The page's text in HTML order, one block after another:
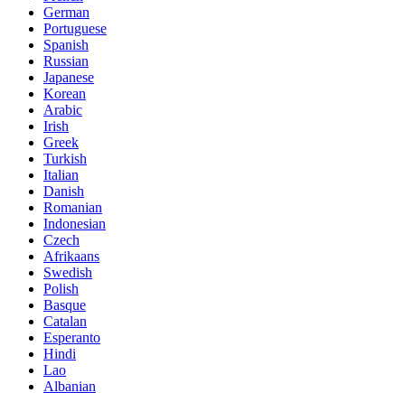
German
Portuguese
Spanish
Russian
Japanese
Korean
Arabic
Irish
Greek
Turkish
Italian
Danish
Romanian
Indonesian
Czech
Afrikaans
Swedish
Polish
Basque
Catalan
Esperanto
Hindi
Lao
Albanian